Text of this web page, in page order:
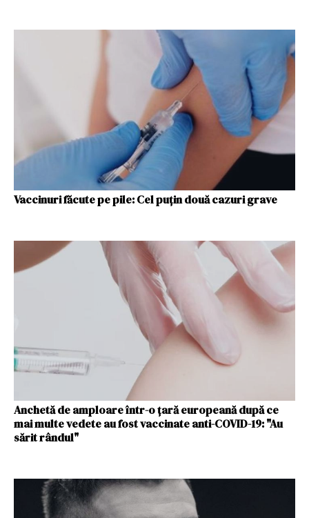
Vaccinuri făcute pe pile: Cel puțin două cazuri grave
Anchetă de amploare într-o ţară europeană după ce
mai multe vedete au fost vaccinate anti-COVID-19: "Au
sărit rândul"